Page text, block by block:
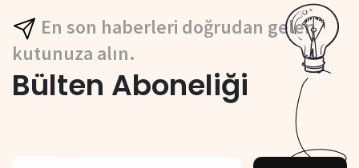
En son haberleri doğrudan gelen
kutunuza alın.
Bülten Aboneliği